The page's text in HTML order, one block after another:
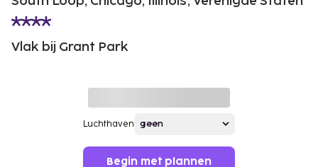
Vlak bij Grant Park
Luchthaven
Begin met plannen